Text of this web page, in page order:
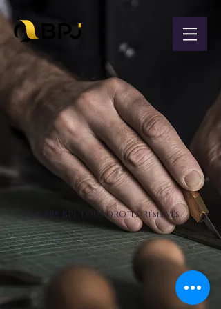
Groupe BPJ TOUs DROITS Réservés